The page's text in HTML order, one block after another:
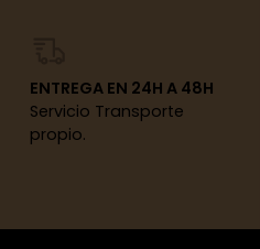
ENTREGA EN 24H A 48H
Servicio Transporte
propio.